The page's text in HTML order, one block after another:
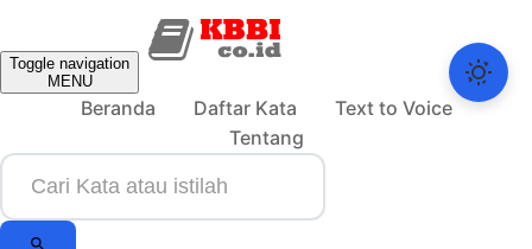
Toggle navigation
MENU
Beranda Daftar Kata
Text to Voice
Tentang